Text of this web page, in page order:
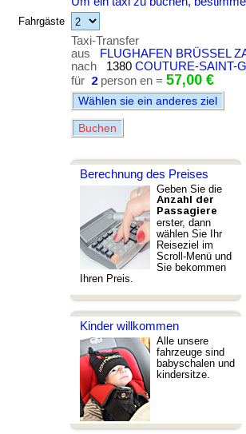
Fahrgäste
Taxi-Transfer
aus FLUGHAFEN BRÜSSEL
nach 1380 COUTURE-SAINT-
für 2 person en = 57,00 €
Berechnung des Preises
Geben Sie die
Anzahl der
Passagiere
erster, dann
wählen Sie Ihr
Reiseziel im
Scroll-Menü und
Sie bekommen
Ihren Preis.
Kinder willkommen
Alle unsere
fahrzeuge sind
babyschalen und
kindersitze.